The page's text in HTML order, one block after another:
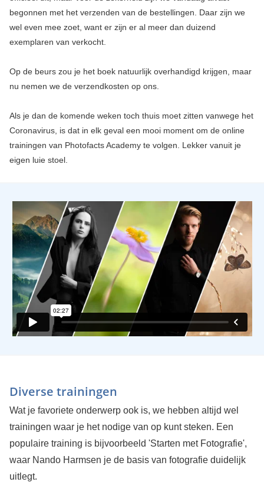
begonnen met het verzenden van de bestellingen. Daar zijn we
wel even mee zoet, want er zijn er al meer dan duizend
exemplaren van verkocht.
Op de beurs zou je het boek natuurlijk overhandigd krijgen, maar
nu nemen we de verzendkosten op ons.
Als je dan de komende weken toch thuis moet zitten vanwege het
Coronavirus, is dat in elk geval een mooi moment om de online
trainingen van Photofacts Academy te volgen. Lekker vanuit je
eigen luie stoel.
Diverse trainingen
Wat je favoriete onderwerp ook is, we hebben altijd wel
trainingen waar je het nodige van op kunt steken. Een
populaire training is bijvoorbeeld 'Starten met Fotografie',
waar Nando Harmsen je de basis van fotografie duidelijk
uitlegt.